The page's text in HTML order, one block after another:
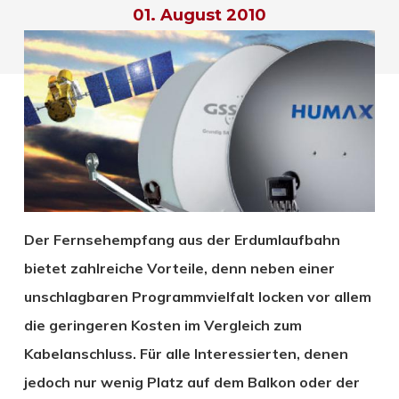
01. August 2010
Der Fernsehempfang aus der Erdumlaufbahn
bietet zahlreiche Vorteile, denn neben einer
unschlagbaren Programmvielfalt locken vor allem
die geringeren Kosten im Vergleich zum
Kabelanschluss. Für alle Interessierten, denen
jedoch nur wenig Platz auf dem Balkon oder der